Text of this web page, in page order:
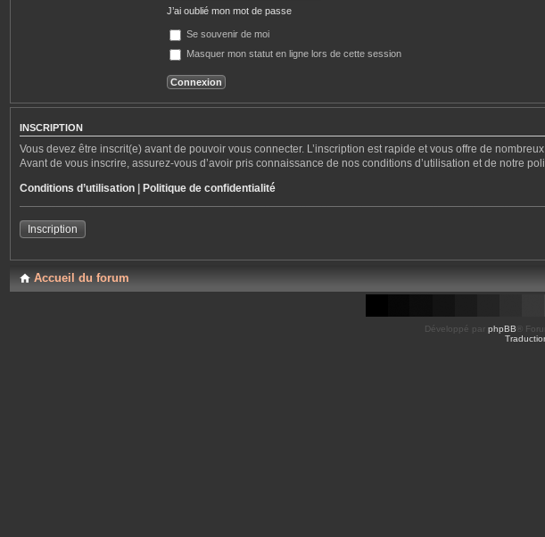
J’ai oublié mon mot de passe
Se souvenir de moi
Masquer mon statut en ligne lors de cette session
INSCRIPTION
Vous devez être inscrit(e) avant de pouvoir vous connecter. L’inscription est rapide et vous offre de
Avant de vous inscrire, assurez-vous d’avoir pris connaissance de nos conditions d’utilisation et de notre
Conditions d’utilisation | Politique de confidentialité
Inscription
Accueil du forum
Développé par phpBB ®